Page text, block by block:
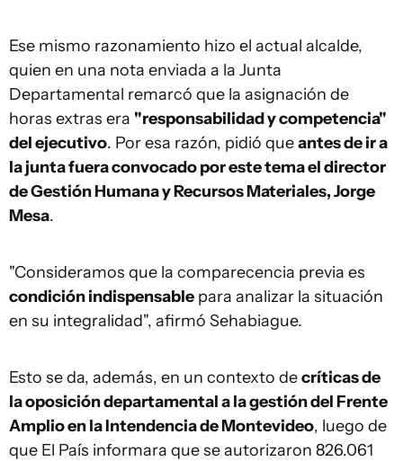
Ese mismo razonamiento hizo el actual alcalde,
quien en una nota enviada a la Junta
Departamental remarcó que la asignación de
horas extras era "responsabilidad y competencia"
del ejecutivo. Por esa razón, pidió queantes de ir a
la junta fuera convocado por este tema el director
de Gestión Humana y Recursos Materiales, Jorge
Mesa.
"Consideramos que la comparecencia previa es
condición indispensable para analizar la situación
en su integralidad", afirmó Sehabiague.
Esto se da, además, en un contexto decríticas de
la oposición departamental a la gestión del Frente
Amplio en la Intendencia de Montevideo, luego de
que El País informara que se autorizaron 826.061